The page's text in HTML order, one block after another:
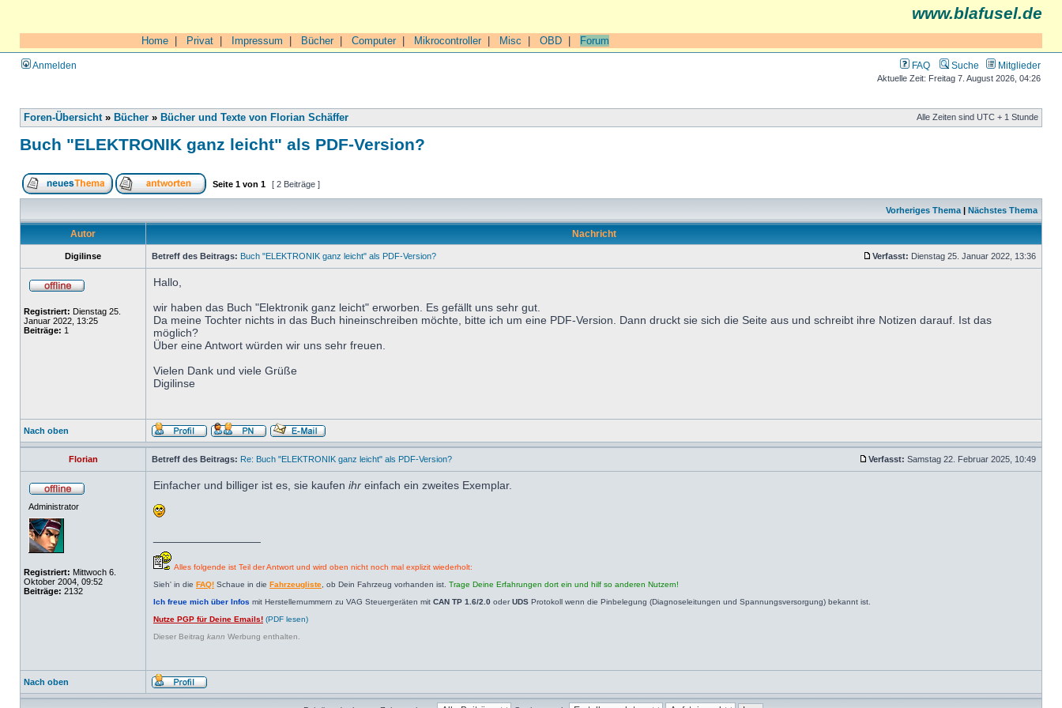
www.blafusel.de
Home Privat Impressum Bücher| Computer| Mikrocontroller| Misc OBD Forum
Anmelden FAQ Suche Mitglieder
Aktuelle Zeit: Freitag 7. August 2026, 04:26
Foren-Übersicht» Bücher » Bücher und Texte von Florian Schäffer Alle Zeiten sind UTC + 1 Stunde
Buch "ELEKTRONIK ganz leicht" als PDF-Version?
Seite 1 von 1 [ 2 Beiträge ]
Vorheriges Thema | Nächstes Thema
Autor Nachricht
Digilinse Betreff des Beitrags: Buch "ELEKTRONIK ganz leicht" als PDF-Version? Verfasst: Dienstag 25. Januar 2022, 13:36
Registriert: Dienstag 25.
Januar 2022, 13:25
Beiträge: 1
Hallo,
wir haben das Buch "Elektronik ganz leicht" erworben. Es gefällt uns sehr gut.
Da meine Tochter nichts in das Buch hineinschreiben möchte, bitte ich um eine PDF-Version. Dann druckt sie sich die Seite aus und schreibt ihre Notizen darauf. Ist das
möglich?
Über eine Antwort würden wir uns sehr freuen.
Vielen Dank und viele Grüße
Digilinse
Nach oben
Florian Betreff des Beitrags: Re: Buch "ELEKTRONIK ganz leicht" als PDF-Version? Verfasst: Samstag 22. Februar 2025, 10:49
Administrator
Registriert: Mittwoch 6.
Oktober 2004, 09:52
Beiträge: 2132
Einfacher und billiger ist es, sie kaufen ihr einfach ein zweites Exemplar.
Alles folgende ist Teil der Antwort und wird oben nicht noch mal explizit wiederholt:
Sieh' in die FAQ! Schaue in die Fahrzeugliste , ob Dein Fahrzeug vorhanden ist. Trage Deine Erfahrungen dort ein und hilf so anderen Nutzern!
Ich freue mich über Infos mit Herstellernummern zu VAG Steuergeräten mit CAN TP 1.6/2.0 oderUDS Protokoll wenn die Pinbelegung (Diagnoseleitungen und Spannungsversorgung) bekannt ist.
Nutze PGP für Deine Emails! (PDF lesen)
Dieser Beitrag kann Werbung enthalten.
Nach oben